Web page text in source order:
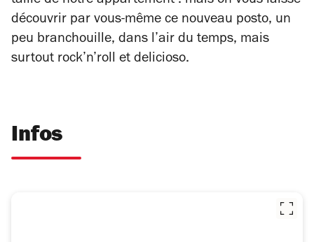
découvrir par vous-même ce nouveau posto, un
peu branchouille, dans l’air du temps, mais
surtout rock’n’roll et delicioso.
Infos